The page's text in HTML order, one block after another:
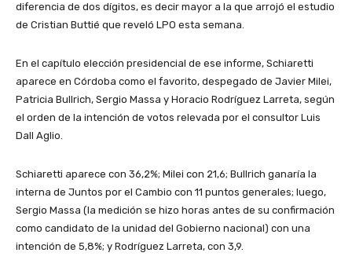
diferencia de dos dígitos, es decir mayor a la que arrojó el estudio
de Cristian Buttié que reveló LPO esta semana.
En el capítulo elección presidencial de ese informe, Schiaretti
aparece en Córdoba como el favorito, despegado de Javier Milei,
Patricia Bullrich, Sergio Massa y Horacio Rodríguez Larreta, según
el orden de la intención de votos relevada por el consultor Luis
Dall Aglio.
Schiaretti aparece con 36,2%; Milei con 21,6; Bullrich ganaría la
interna de Juntos por el Cambio con 11 puntos generales; luego,
Sergio Massa (la medición se hizo horas antes de su confirmación
como candidato de la unidad del Gobierno nacional) con una
intención de 5,8%; y Rodríguez Larreta, con 3,9.